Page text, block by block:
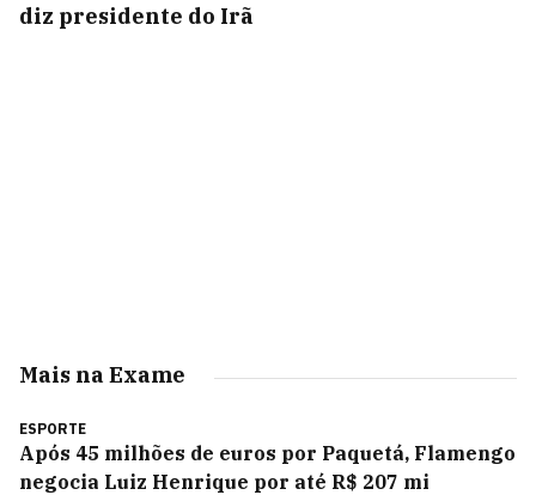
diz presidente do Irã
Mais na Exame
ESPORTE
Após 45 milhões de euros por Paquetá, Flamengo
negocia Luiz Henrique por até R$ 207 mi